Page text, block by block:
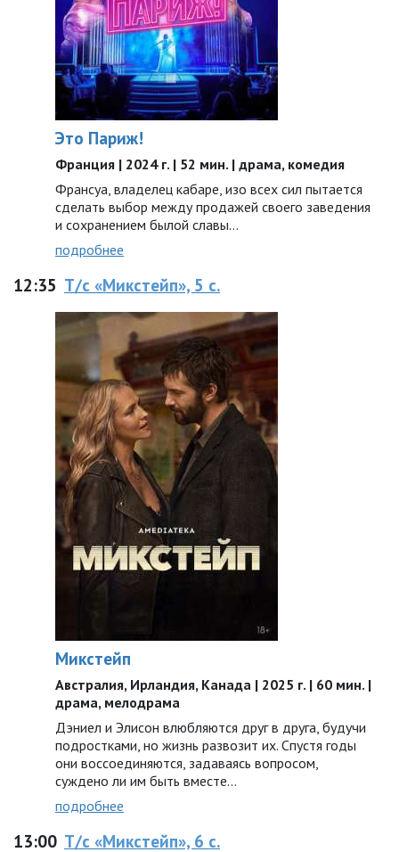
Это Париж!
Франция | 2024 г. | 52 мин. | драма, комедия
Франсуа, владелец кабаре, изо всех сил пытается
сделать выбор между продажей своего заведения
и сохранением былой славы…
подробнее
12:35 Т/с «Микстейп», 5 с.
Микстейп
Австралия, Ирландия, Канада | 2025 г. | 60 мин. |
драма, мелодрама
Дэниел и Элисон влюбляются друг в друга, будучи
подростками, но жизнь развозит их. Спустя годы
они воссоединяются, задаваясь вопросом,
суждено ли им быть вместе…
подробнее
13:00 Т/с «Микстейп», 6 с.